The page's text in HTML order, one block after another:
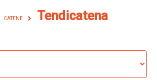
CATENE Tendicatena